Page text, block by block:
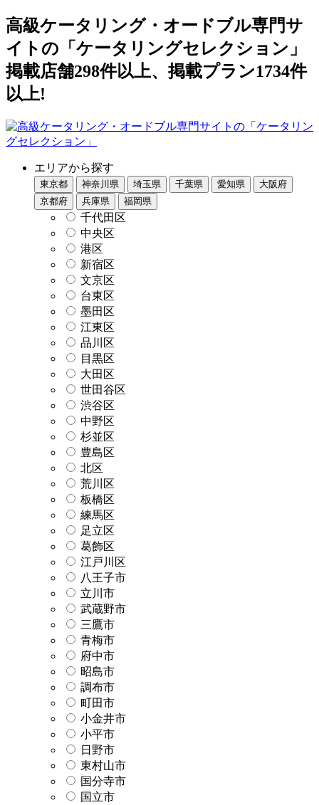
高級ケータリング・オードブル専門サ
イトの「ケータリングセレクション」
掲載店舗298件以上、掲載プラン1734件
以上!
エリアから探す
東京都 神奈川県 埼玉県 千葉県 愛知県
大阪府
京都府
兵庫県 福岡県
千代田区
中央区
港区
新宿区
文京区
台東区
墨田区
江東区
品川区
目黒区
大田区
世田谷区
渋谷区
中野区
杉並区
豊島区
北区
荒川区
板橋区
練馬区
足立区
葛飾区
江戸川区
八王子市
立川市
武蔵野市
三鷹市
青梅市
府中市
昭島市
調布市
町田市
小金井市
小平市
日野市
東村山市
国分寺市
国立市